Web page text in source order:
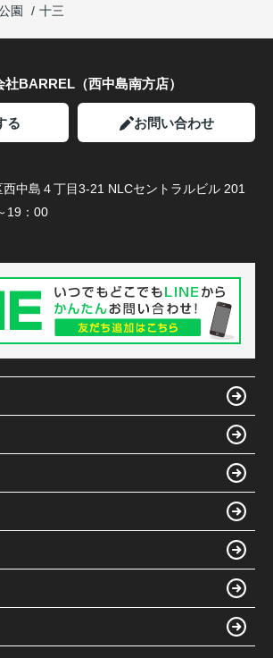
園 十三
社BARREL（西中島南方店）
る お問い合わせ
中島４丁目3-21 NLCセントラルビル 201
19：00